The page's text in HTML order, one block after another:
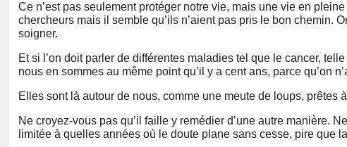
Ce n’est pas seulement protéger notre vie, mais une vie en
chercheurs mais il semble qu’ils n’aient pas pris le bon chemin.
soigner.
Et si l’on doit parler de différentes maladies tel que le cancer,
nous en sommes au même point qu’il y a cent ans, parce qu’on
Elles sont là autour de nous, comme une meute de loups,
Ne croyez-vous pas qu’il faille y remédier d’une autre manière.
limitée à quelles années où le doute plane sans cesse, pire que